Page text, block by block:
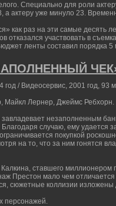
Специально для роли
а актеру уже минуло 23.
как раз на эти самые десять
отказался участвовать в
ленты составил порядка 5
ЧЕК»
/ Видеосервис, 2001 год, 93
Майкл Лернер, Джеймс Ребхорн.
незаполненным
случаю, ему удается
покупкой
на то, что за ним гонятся
ставшего
Престон мало чем отличается
сюжетные коллизии
персонажей.